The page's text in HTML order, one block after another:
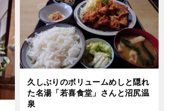
久しぶりのボリュームめしと隠れ
た名湯「若喜食堂」さんと沼尻温
泉